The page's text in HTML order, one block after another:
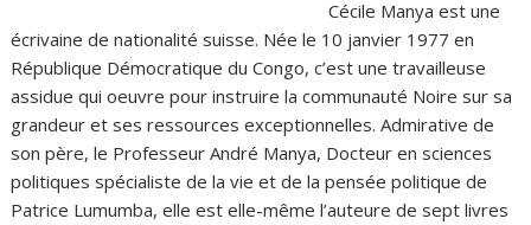
Cécile Manya est une
écrivaine de nationalité suisse. Née le 10 janvier 1977 en
République Démocratique du Congo, c’est une travailleuse
assidue qui oeuvre pour instruire la communauté Noire sur sa
grandeur et ses ressources exceptionnelles. Admirative de
son père, le Professeur André Manya, Docteur en sciences
politiques spécialiste de la vie et de la pensée politique de
Patrice Lumumba, elle est elle-même l’auteure de sept livres